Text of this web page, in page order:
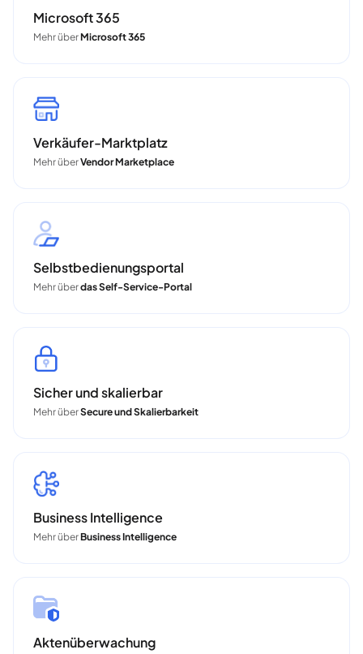
Microsoft 365
Mehr überMicrosoft 365
Verkäufer-Marktplatz
Mehr überVendor Marketplace
Selbstbedienungsportal
Mehr überdas Self-Service-Portal
Sicher und skalierbar
Mehr überSecure und Skalierbarkeit
Business Intelligence
Mehr überBusiness Intelligence
Aktenüberwachung